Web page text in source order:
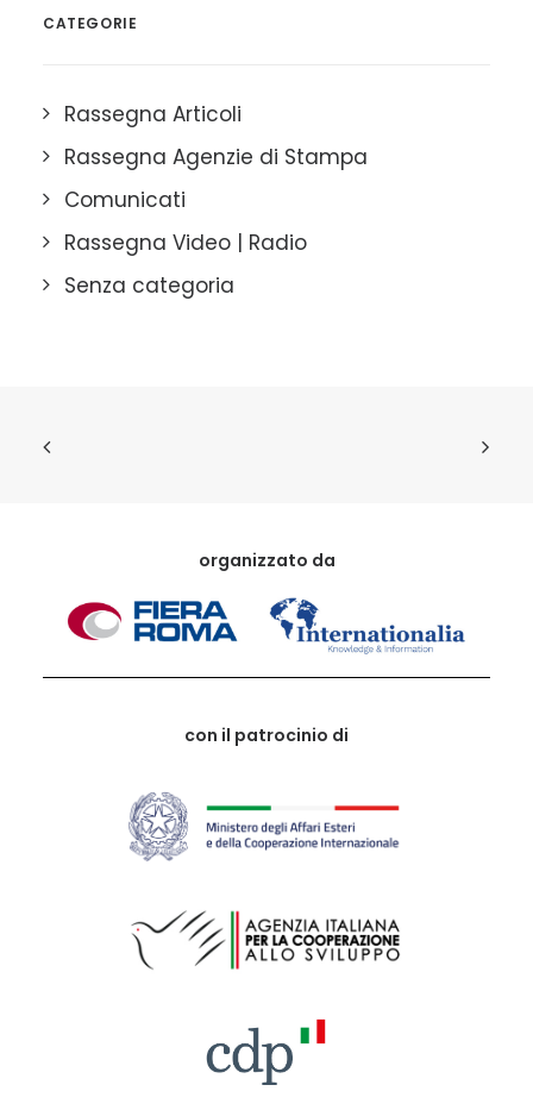
CATEGORIE
Rassegna Articoli
Rassegna Agenzie di Stampa
Comunicati
Rassegna Video | Radio
Senza categoria
organizzato da
con il patrocinio di